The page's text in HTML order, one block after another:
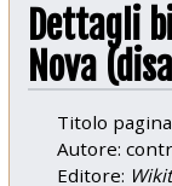
Dettagli
Nova
Titolo
Autore:
Editore: